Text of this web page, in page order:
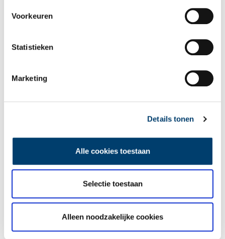
Voorkeuren
Statistieken
Marketing
Details tonen
Alle cookies toestaan
Selectie toestaan
Alleen noodzakelijke cookies
Piet Mondriaan, Compositie, 1914. Via Singer Laren.
Het Erfgoedfestival Gooi & Vecht maakte samen met